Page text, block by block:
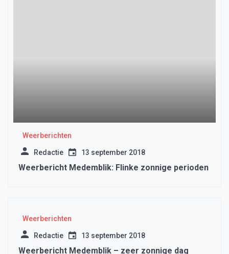
Weerberichten
Redactie 13 september 2018
Weerbericht Medemblik: Flinke zonnige perioden
Weerberichten
Redactie 13 september 2018
Weerbericht Medemblik – zeer zonnige dag